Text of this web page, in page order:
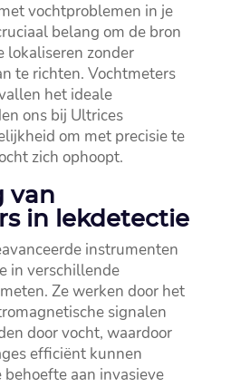
vochtproblemen in je
belang om de bron
lokaliseren zonder
te richten.​ Vochtmeters
het ideale
ons bij Ultrices
om met precisie te
zich ophoopt.​
van
in lekdetectie
instrumenten
in verschillende
Ze werken door het
signalen
door vocht, waardoor
efficiënt kunnen
aan invasieve